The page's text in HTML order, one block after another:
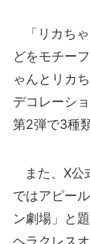
「リカちゃ
どをモチー
ゃんとリカ
デコレーシ
第2弾で3種
また、X公
ではアピー
ン劇場」と
ヘラクレス